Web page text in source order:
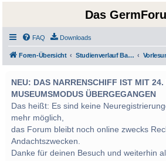
Das
FAQ Downloads
Foren-Übersicht Studienverlauf Bachelor-/Masterstudien sowie UF Deutsch
NEU: DAS NARRENSCHIFF IST MIT
MUSEUMSMODUS ÜBERGEGANGEN
Das heißt: Es sind keine
mehr möglich,
das Forum bleibt noch online zwecks
Andachtszwecken.
Danke für deinen Besuch und weiterhin